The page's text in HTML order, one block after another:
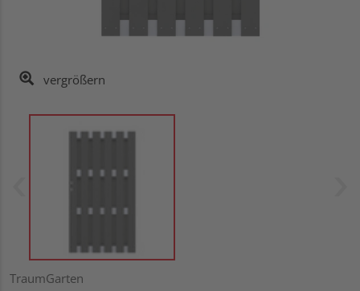
vergrößern
TraumGarten